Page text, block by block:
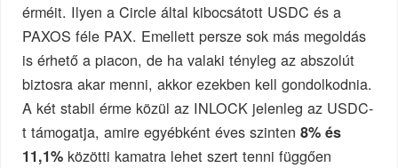
érméit. Ilyen a Circle által kibocsátott USDC és a
PAXOS féle PAX. Emellett persze sok más megoldás
is érhető a piacon, de ha valaki tényleg az abszolút
biztosra akar menni, akkor ezekben kell gondolkodnia.
A két stabil érme közül az INLOCK jelenleg az USDC-
t támogatja, amire egyébként éves szinten 8% és
11,1% közötti kamatra lehet szert tenni függően